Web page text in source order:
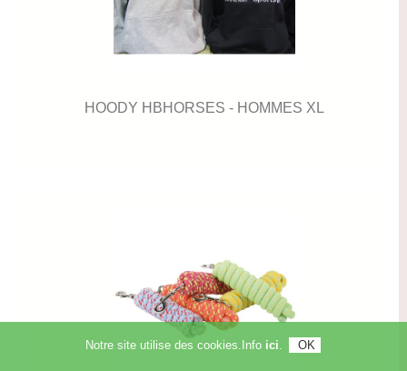
HOODY HBHORSES - HOMMES XL
Notre site utilise des cookies.Info ici.